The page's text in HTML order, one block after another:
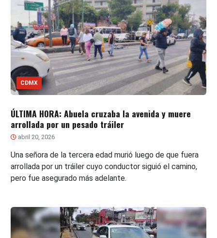
CDMX
ÚLTIMA HORA: Abuela cruzaba la avenida y muere
arrollada por un pesado tráiler
abril 20, 2026
Una señora de la tercera edad murió luego de que fuera
arrollada por un tráiler cuyo conductor siguió el camino,
pero fue asegurado más adelante.